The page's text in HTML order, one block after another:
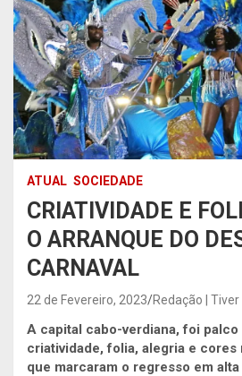
ATUAL SOCIEDADE
CRIATIVIDADE E
O ARRANQUE DO
CARNAVAL
22 de Fevereiro, 2023 Redação | Tiver
A capital cabo-verdiana, foi palco
criatividade, folia, alegria e
que marcaram o regresso em